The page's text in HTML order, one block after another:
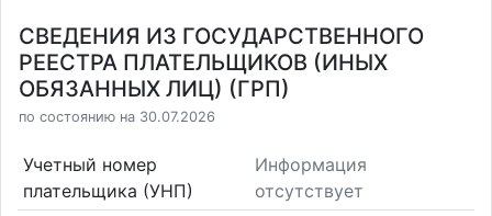
СВЕДЕНИЯ ИЗ ГОСУДАРСТВЕННОГО
РЕЕСТРА ПЛАТЕЛЬЩИКОВ (ИНЫХ
ОБЯЗАННЫХ ЛИЦ) (ГРП)
по состоянию на 30.07.2026
Учетный номер
плательщика (УНП)
Информация
отсутствует